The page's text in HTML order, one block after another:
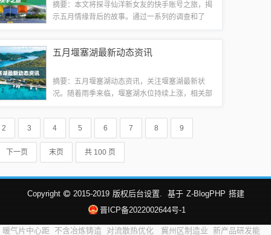
摘要：本文将探寻仙洋新女友的快手账号之旅，揭
示五月情缘背后的故事。通过一系列的调查和了
洁明了，适合对仙洋新女友感兴趣的读者阅读。...
五月堰塞湖最新动态资讯
摘要：五月堰塞湖动态资讯，关注堰塞湖最新状
况。随着雨季来临，堰塞湖水位持续上涨，相关部
堰塞湖的实时动态资讯，包括水位变化、治理进展
等，以便您了解堰塞湖的最新情况。堰塞湖概述...
2 3 4 5 6 7 8 9
下一页 末页 共 100 页
Copyright 2015-2019 版权后台设置. 基于 Z-BlogPHP 搭建
晋ICP备2022002644号-1
暖气片中心距 不含冶炼铸造 对流散热优化 冀州区制造业 新产品研发能